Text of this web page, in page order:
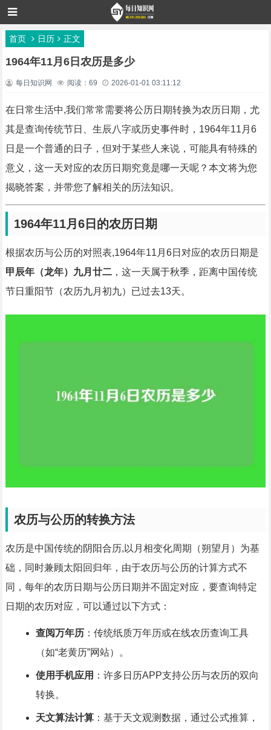
首页 日历 正文
1964年11月6日农历是多少
每日知识网 阅读：69 2026-01-01 03:11:12
在日常生活中,我们常常需要将公历日期转换为农历日期，尤
其是查询传统节日、生辰八字或历史事件时，1964年11月6
日是一个普通的日子，但对于某些人来说，可能具有特殊的
意义，这一天对应的农历日期究竟是哪一天呢？本文将为您
揭晓答案，并带您了解相关的历法知识。
1964年11月6日的农历日期
根据农历与公历的对照表,1964年11月6日对应的农历日期是
甲辰年（龙年）九月廿二，这一天属于秋季，距离中国传统
节日重阳节（农历九月初九）已过去13天。
农历与公历的转换方法
农历是中国传统的阴阳合历,以月相变化周期（朔望月）为基
础，同时兼顾太阳回归年，由于农历与公历的计算方式不
同，每年的农历日期与公历日期并不固定对应，要查询特定
日期的农历对应，可以通过以下方式：
查阅万年历：传统纸质万年历或在线农历查询工具
（如“老黄历”网站）。
使用手机应用 ：许多日历APP支持公历与农历的双向
转换。
天文算法计算：基于天文观测数据，通过公式推算，